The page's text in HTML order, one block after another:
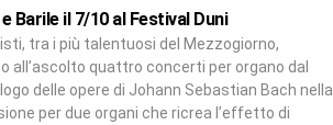
Barile il 7/10 al Festival Duni
tra i più talentuosi del Mezzogiorno,
all’ascolto quattro concerti per organo dal
delle opere di Johann Sebastian Bach nella
per due organi che ricrea l’effetto di